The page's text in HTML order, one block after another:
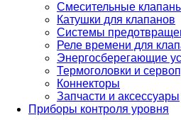
Смесительные
Катушки для клапанов
Системы
Реле времени для
Энергосберегающие
Термоголовки и
Коннекторы
Запчасти и аксессуары
Приборы контроля уровня